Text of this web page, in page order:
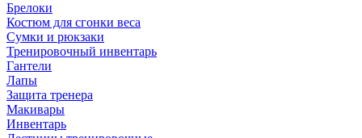
Брелоки
Костюм для сгонки веса
Сумки и рюкзаки
Тренировочный инвентарь
Гантели
Лапы
Защита тренера
Макивары
Инвентарь